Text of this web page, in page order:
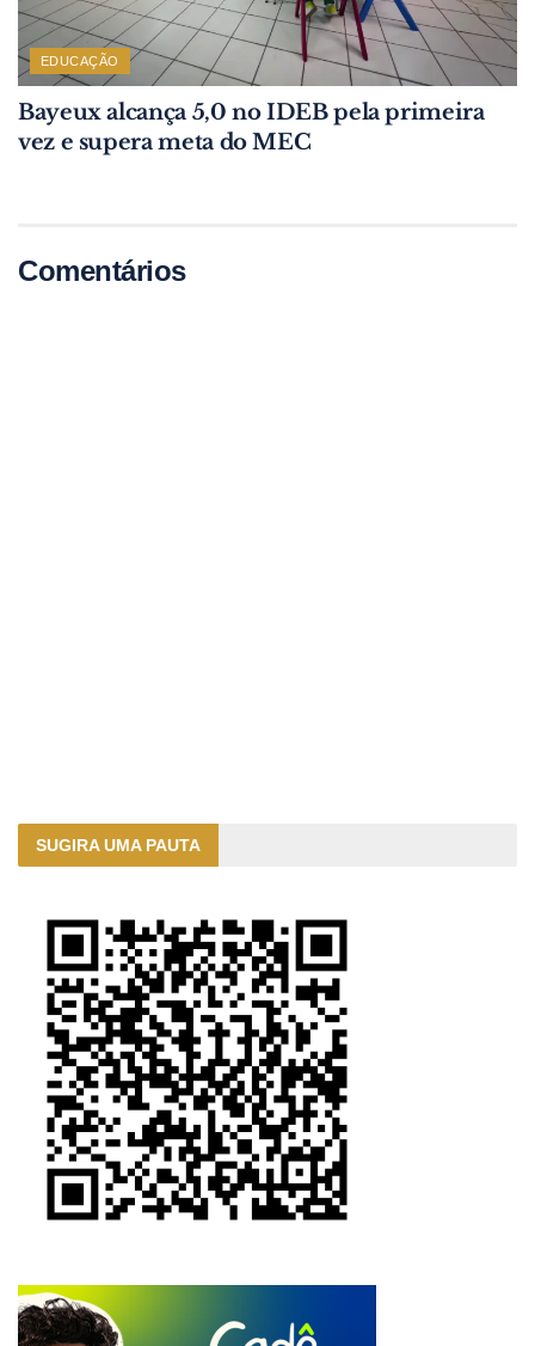
EDUCAÇÃO
Bayeux alcança 5,0 no IDEB pela primeira
vez e supera meta do MEC
Comentários
SUGIRA UMA PAUTA